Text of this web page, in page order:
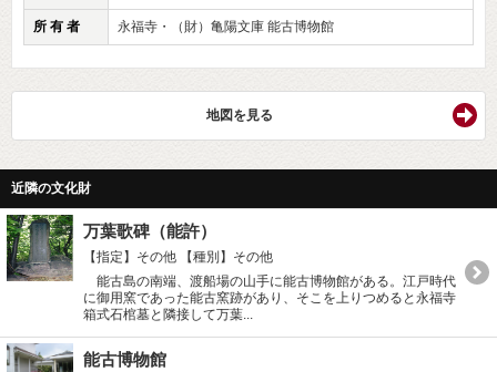
所 有 者 永福寺・（財）亀陽文庫 能古博物館
地図を見る
近隣の文化財
万葉歌碑（能許）
【指定】その他
【種別】その他
能古島の南端、渡船場の山手に能古博物館がある。江戸時代
に御用窯であった能古窯跡があり、そこを上りつめると永福寺
箱式石棺墓と隣接して万葉...
能古博物館